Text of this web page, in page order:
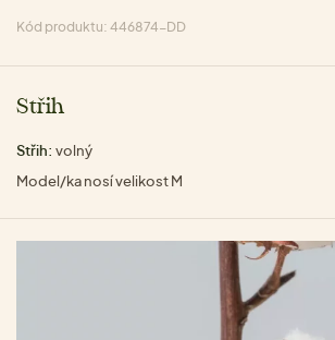
Kód produktu: 446874-DD
Střih
Střih: volný
Model/ka nosí velikost M